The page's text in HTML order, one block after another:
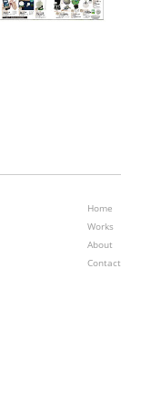
Home
Works
About
Contact